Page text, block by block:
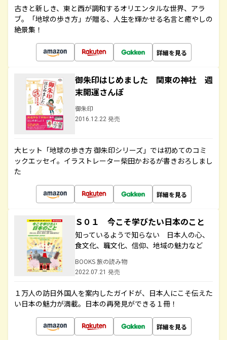
古きと新しき、東と西が調和するオリエンタルな世界、アラ
ブ。「地球の歩き方」が贈る、人生を輝かせる名言と癒やしの
絶景集！
詳細を見る
御朱印はじめました 関東の神社 週
末開運さんぽ
御朱印
2016.12.22 発売
大ヒット「地球の歩き方 御朱印シリーズ」では初めてのコミ
ックエッセイ。イラストレーター柴田かおるが書きおろしまし
た
詳細を見る
Ｓ０１ 今こそ学びたい日本のこと
知っているようで知らない 日本人の心、
食文化、職文化、信仰、地域の魅力など
BOOKS 旅の読み物
2022.07.21 発売
１万人の訪日外国人を案内したガイドが、日本人にこそ伝えた
い日本の魅力が満載。日本の再発見ができる１冊！
詳細を見る